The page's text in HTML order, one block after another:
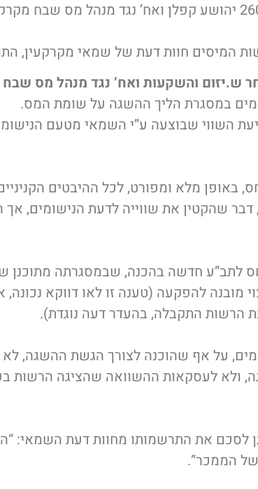
המיסים חוות דעת של שמאי מקרקעין,
ש.יזום והשקעות ואח’ נגד מנהל מס שבח
במסגרת הליך ההשגה על שומת המס.
השווי שבוצעה ע”י השמאי מטעם
באופן מלא ומפורט, לכל ההיבטים
שהקטין את שווייה לדעת הנישומים,
לתב”ע חדשה בהכנה, שבמסגרתה מתוכנן
מובנה להפקעה (טענה זו לאו דווקא
הרשות התקבלה, בהעדר דעה נוגדת).
על אף שהוכנה לצורך הגשת ההשגה, לא
ולא לעסקאות ההשוואה שהציגה הרשות
לסכם את התרשמותו מחוות דעת השמאי:
הממכר”.